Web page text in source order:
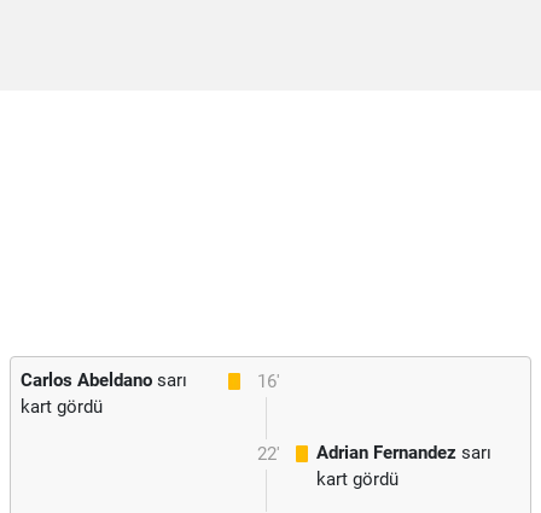
16'
Carlos Abeldano sarı
kart gördü
22' Adrian Fernandez sarı
kart gördü